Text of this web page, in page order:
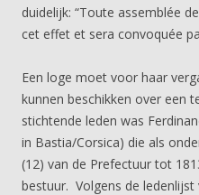
duidelijk: “Toute assemblée
cet effet et sera convoquée
Een loge moet voor haar
kunnen beschikken over een
stichtende leden was
in Bastia/Corsica) die als
(12) van de Prefectuur tot
bestuur. Volgens de